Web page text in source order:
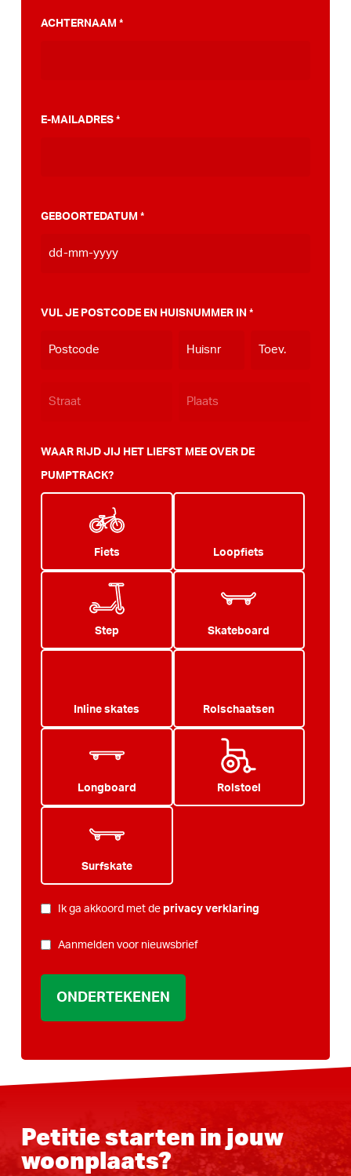
ACHTERNAAM *
E-MAILADRES *
GEBOORTEDATUM *
MM
JJJJ
VUL JE POSTCODE EN HUISNUMMER IN *
WAAR RIJD JIJ HET LIEFST MEE OVER DE
PUMPTRACK?
Fiets Loopfiets
Step Skateboard
Inline skates Rolschaatsen
Longboard Rolstoel
Surfskate
PRIVACYIk ga akkoord met de privacy verklaring
NIEUWSBRIEF
Aanmelden voor nieuwsbrief
Petitie starten in jouw
woonplaats?